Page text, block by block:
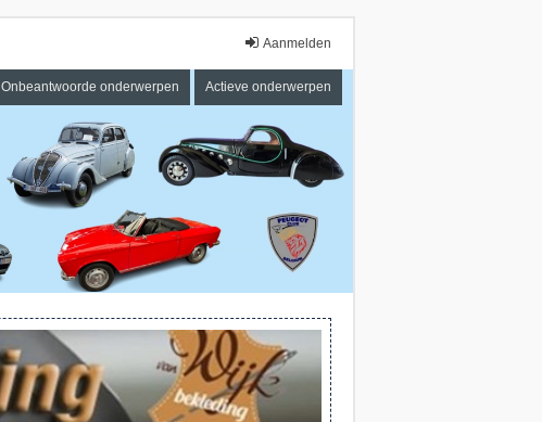
Aanmelden
Onbeantwoorde onderwerpen Actieve onderwerpen